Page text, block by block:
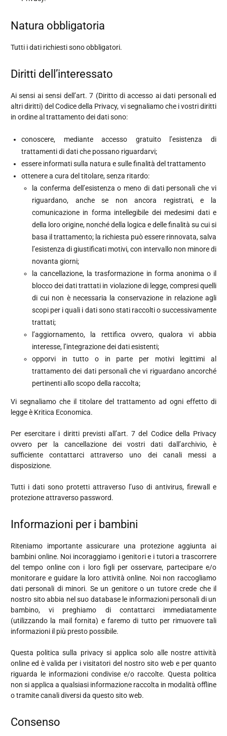
Natura obbligatoria
Tutti i dati richiesti sono obbligatori.
Diritti dell’interessato
Ai sensi ai sensi dell’art. 7 (Diritto di accesso ai dati personali ed
altri diritti) del Codice della Privacy, vi segnaliamo che i vostri diritti
in ordine al trattamento dei dati sono:
conoscere, mediante accesso gratuito l’esistenza di
trattamenti di dati che possano riguardarvi;
essere informati sulla natura e sulle finalità del trattamento
ottenere a cura del titolare, senza ritardo:
la conferma dell’esistenza o meno di dati personali che vi
riguardano, anche se non ancora registrati, e la
comunicazione in forma intellegibile dei medesimi dati e
della loro origine, nonché della logica e delle finalità su cui si
basa il trattamento; la richiesta può essere rinnovata, salva
l’esistenza di giustificati motivi, con intervallo non minore di
novanta giorni;
la cancellazione, la trasformazione in forma anonima o il
blocco dei dati trattati in violazione di legge, compresi quelli
di cui non è necessaria la conservazione in relazione agli
scopi per i quali i dati sono stati raccolti o successivamente
trattati;
l’aggiornamento, la rettifica ovvero, qualora vi abbia
interesse, l’integrazione dei dati esistenti;
opporvi in tutto o in parte per motivi legittimi al
trattamento dei dati personali che vi riguardano ancorché
pertinenti allo scopo della raccolta;
Vi segnaliamo che il titolare del trattamento ad ogni effetto di
legge è Kritica Economica.
Per esercitare i diritti previsti all’art. 7 del Codice della Privacy
ovvero per la cancellazione dei vostri dati dall’archivio, è
sufficiente contattarci attraverso uno dei canali messi a
disposizione.
Tutti i dati sono protetti attraverso l’uso di antivirus, firewall e
protezione attraverso password.
Informazioni per i bambini
Riteniamo importante assicurare una protezione aggiunta ai
bambini online. Noi incoraggiamo i genitori e i tutori a trascorrere
del tempo online con i loro figli per osservare, partecipare e/o
monitorare e guidare la loro attività online. Noi non raccogliamo
dati personali di minori. Se un genitore o un tutore crede che il
nostro sito abbia nel suo database le informazioni personali di un
bambino, vi preghiamo di contattarci immediatamente
(utilizzando la mail fornita) e faremo di tutto per rimuovere tali
informazioni il più presto possibile.
Questa politica sulla privacy si applica solo alle nostre attività
online ed è valida per i visitatori del nostro sito web e per quanto
riguarda le informazioni condivise e/o raccolte. Questa politica
non si applica a qualsiasi informazione raccolta in modalità offline
o tramite canali diversi da questo sito web.
Consenso